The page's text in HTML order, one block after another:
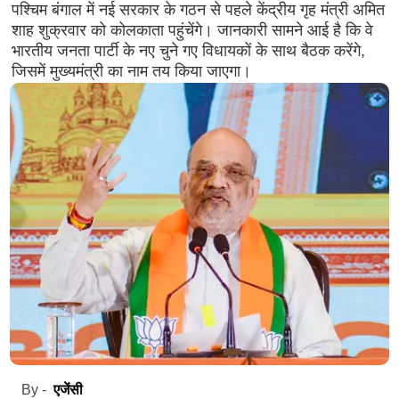
पश्चिम बंगाल में नई सरकार के गठन से पहले केंद्रीय गृह मंत्री अमित
शाह शुक्रवार को कोलकाता पहुंचेंगे। जानकारी सामने आई है कि वे
भारतीय जनता पार्टी के नए चुने गए विधायकों के साथ बैठक करेंगे,
जिसमें मुख्यमंत्री का नाम तय किया जाएगा।
By -एजेंसी